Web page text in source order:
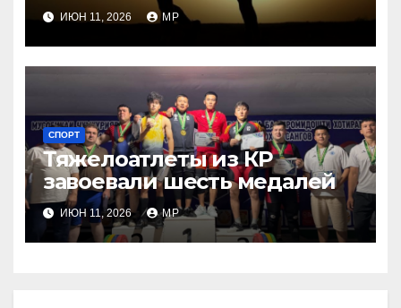
ИЮН 11, 2026 MP
СПОРТ
Тяжелоатлеты из КР
завоевали шесть медалей
ИЮН 11, 2026 MP